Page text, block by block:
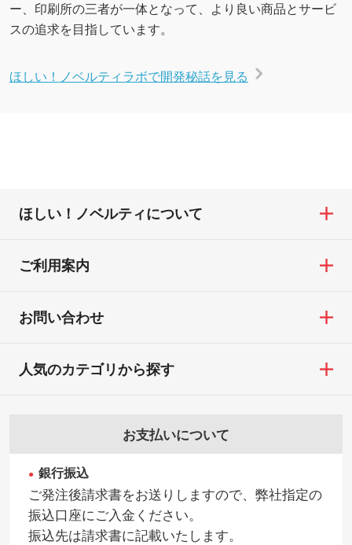
ー、印刷所の三者が一体となって、より良い商品とサービ
スの追求を目指しています。
ほしい！ノベルティラボで開発秘話を見る
ほしい！ノベルティについて
ご利用案内
お問い合わせ
お支払いについて
銀行振込
ご発注後請求書をお送りしますので、弊社指定の
振込口座にご入金ください。
振込先は請求書に記載いたします。
人気のカテゴリから探す